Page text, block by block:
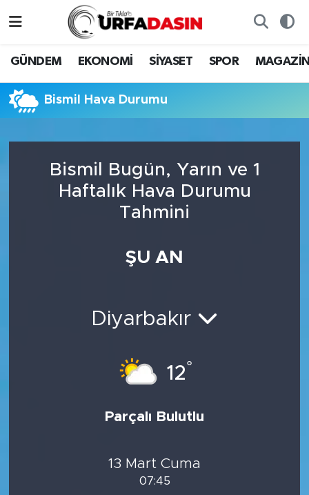
GÜNDEM EKONOMİ SİYASET SPOR
Bismil Hava Durumu
Bismil Bugün, Yarın ve 1
Haftalık Hava Durumu
Tahmini
ŞU AN
Diyarbakır
12°
Parçalı Bulutlu
13 Mart Cuma
07:45
MAGAZİN
Nöbetçi Eczaneler
Süper Lig Puan Durumu ve Fikstür
Son Dakika Haberleri